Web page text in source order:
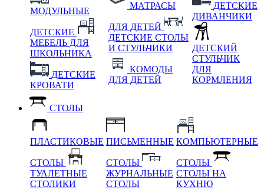
МОДУЛЬНЫЕ
ДЕТСКИЕ
МЕБЕЛЬ ДЛЯ
ШКОЛЬНИКА
ДЕТСКИЕ
КРОВАТИ
МАТРАСЫ
ДЛЯ ДЕТЕЙ
ДЕТСКИЕ СТОЛЫ
И СТУЛЬЧИКИ
КОМОДЫ
ДЛЯ ДЕТЕЙ
ДЕТСКИЕ
ДИВАНЧИКИ
ДЕТСКИЙ
СТУЛЬЧИК
ДЛЯ
КОРМЛЕНИЯ
СТОЛЫ
ПЛАСТИКОВЫЕ
СТОЛЫ
ТУАЛЕТНЫЕ
СТОЛИКИ
ПИСЬМЕННЫЕ
СТОЛЫ
ЖУРНАЛЬНЫЕ
СТОЛЫ
КОМПЬЮТЕРНЫЕ
СТОЛЫ
СТОЛЫ НА
КУХНЮ